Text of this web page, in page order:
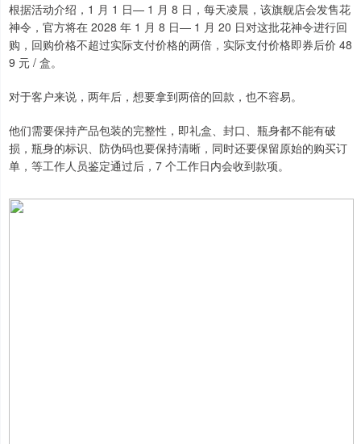
根据活动介绍，1 月 1 日— 1 月 8 日，每天凌晨，该旗舰店会发售花
神令，官方将在 2028 年 1 月 8 日— 1 月 20 日对这批花神令进行回
购，回购价格不超过实际支付价格的两倍，实际支付价格即券后价 48
9 元 / 盒。
对于客户来说，两年后，想要拿到两倍的回款，也不容易。
他们需要保持产品包装的完整性，即礼盒、封口、瓶身都不能有破
损，瓶身的标识、防伪码也要保持清晰，同时还要保留原始的购买订
单，等工作人员鉴定通过后，7 个工作日内会收到款项。